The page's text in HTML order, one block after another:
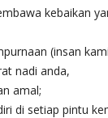
kebaikan
(insan
nadi anda,
amal;
di setiap pintu